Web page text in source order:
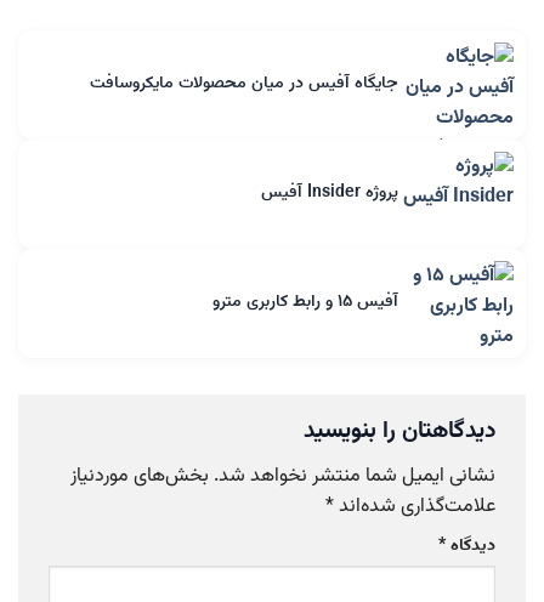
جایگاه آفیس در میان محصولات مایکروسافت
پروژه Insider آفیس
آفیس ۱۵ و رابط کاربری مترو
دیدگاهتان را بنویسید
نشانی ایمیل شما منتشر نخواهد شد. بخش‌های موردنیاز
علامت‌گذاری شده‌اند*
دیدگاه*